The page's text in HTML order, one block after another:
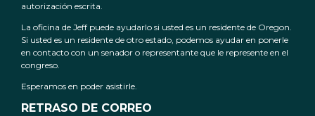
autorización escrita.
La oficina de Jeff puede ayudarlo si usted es un residente de Oregon.
Si usted es un residente de otro estado, podemos ayudar en ponerle
en contacto con un senador o representante que le represente en el
congreso.
Esperamos en poder asistirle.
RETRASO DE CORREO